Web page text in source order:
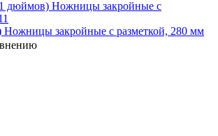
Ножницы закройные с разметкой, 280 мм